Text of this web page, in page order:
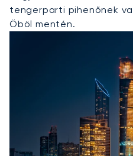
tengerparti pihenőnek
Öböl mentén.